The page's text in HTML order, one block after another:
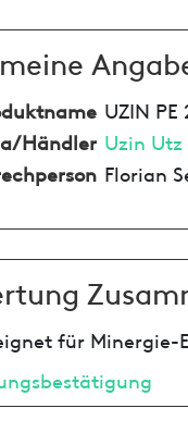
UZIN PE
Händler Uzin Utz
Florian
für Minergie-